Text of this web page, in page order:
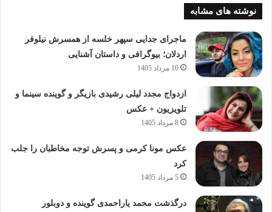
نوشته های مشابه
ماجرای جدایی سپهر خلسه از همسرش نیلوفر
اردلان؛ بیوگرافی و داستان آشنایی
10 مرداد 1405
ازدواج مجدد لیلی رشیدی بازیگر و گوینده سینما و
تلویزیون + عکس
8 مرداد 1405
عکس مونا کرمی و پسرش توجه مخاطبان را جلب
کرد
5 مرداد 1405
درگذشت محمد یاراحمدی گوینده و دوبلور